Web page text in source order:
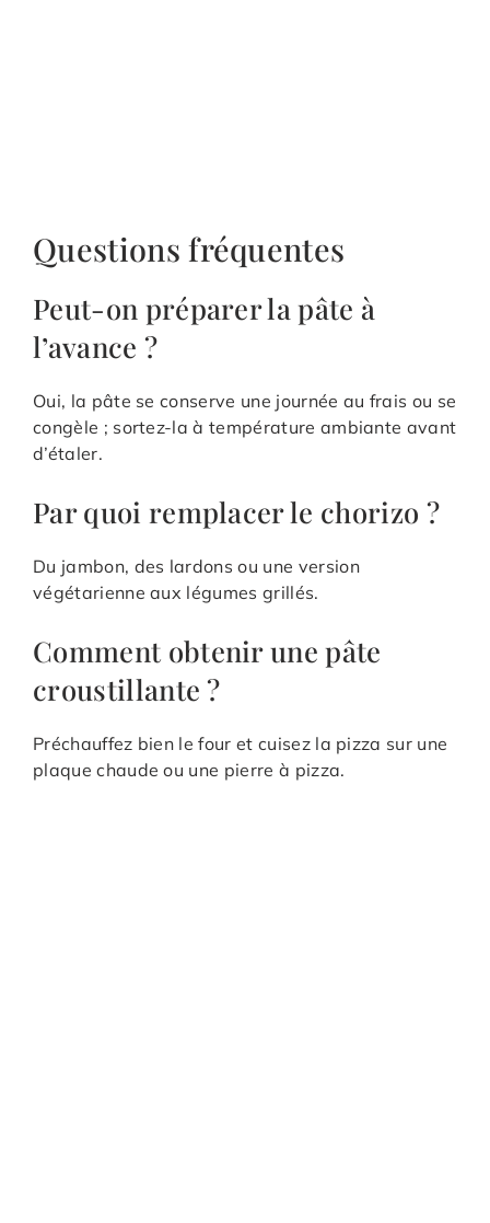
Questions fréquentes
Peut-on préparer la pâte à
l’avance ?
Oui, la pâte se conserve une journée au frais ou se
congèle ; sortez-la à température ambiante avant
d’étaler.
Par quoi remplacer le chorizo ?
Du jambon, des lardons ou une version
végétarienne aux légumes grillés.
Comment obtenir une pâte
croustillante ?
Préchauffez bien le four et cuisez la pizza sur une
plaque chaude ou une pierre à pizza.